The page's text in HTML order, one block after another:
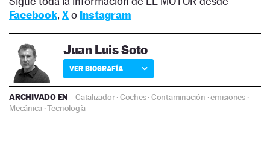
Facebook, Xo Instagram
Juan Luis Soto
VER BIOGRAFÍA
ARCHIVADO EN Catalizador·Coches·Contaminación ·emisiones ·
Mecánica ·Tecnología